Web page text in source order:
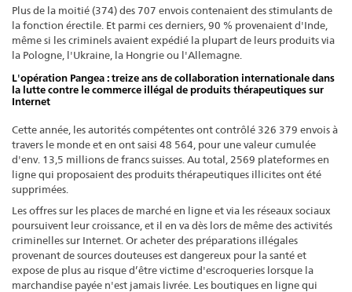
Plus de la moitié (374) des 707 envois contenaient des stimulants de
la fonction érectile. Et parmi ces derniers, 90 % provenaient d'Inde,
même si les criminels avaient expédié la plupart de leurs produits via
la Pologne, l'Ukraine, la Hongrie ou l'Allemagne.
L'opération Pangea : treize ans de collaboration internationale dans
la lutte contre le commerce illégal de produits thérapeutiques sur
Internet
Cette année, les autorités compétentes ont contrôlé 326 379 envois à
travers le monde et en ont saisi 48 564, pour une valeur cumulée
d'env. 13,5 millions de francs suisses. Au total, 2569 plateformes en
ligne qui proposaient des produits thérapeutiques illicites ont été
supprimées.
Les offres sur les places de marché en ligne et via les réseaux sociaux
poursuivent leur croissance, et il en va dès lors de même des activités
criminelles sur Internet. Or acheter des préparations illégales
provenant de sources douteuses est dangereux pour la santé et
expose de plus au risque d’être victime d'escroqueries lorsque la
marchandise payée n'est jamais livrée. Les boutiques en ligne qui